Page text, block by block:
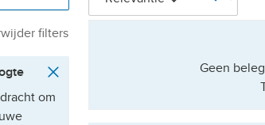
filters
om
Geen